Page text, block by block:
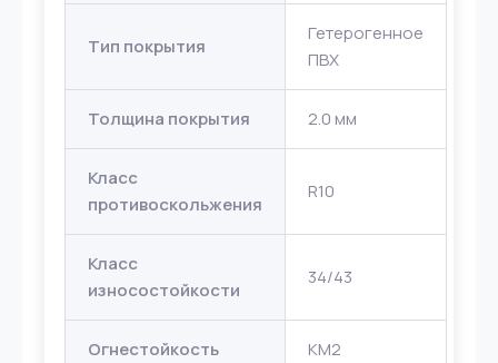
Тип покрытия
Гетерогенное
ПВХ
Толщина покрытия 2.0 мм
Класс
противоскольжения
R10
Класс
износостойкости
34/43
Огнестойкость КМ2